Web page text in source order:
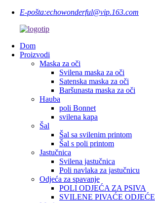
E-pošta:echowonderful@vip.163.com
Dom
Proizvodi
Maska za oči
Svilena maska ​​za oči
Satenska maska ​​za oči
Baršunasta maska ​​za oči
Hauba
poli Bonnet
svilena kapa
Šal
Šal sa svilenim printom
Šal s poli printom
Jastučnica
Svilena jastučnica
Poli navlaka za jastučnicu
Odjeća za spavanje
POLI ODJEĆA ZA PSIVA
SVILENE PIVAĆE ODJEĆE